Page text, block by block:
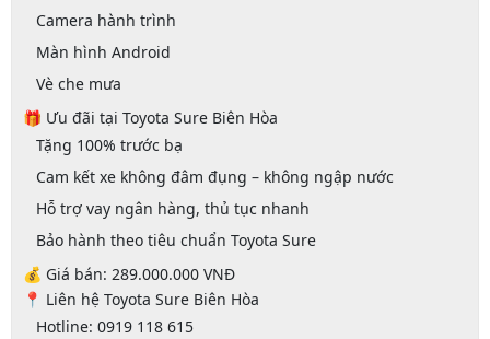
Camera hành trình
Màn hình Android
Vè che mưa
🎁 Ưu đãi tại Toyota Sure Biên Hòa
Tặng 100% trước bạ
Cam kết xe không đâm đụng – không ngập nước
Hỗ trợ vay ngân hàng, thủ tục nhanh
Bảo hành theo tiêu chuẩn Toyota Sure
💰 Giá bán: 289.000.000 VNĐ
📍 Liên hệ Toyota Sure Biên Hòa
Hotline: 0919 118 615